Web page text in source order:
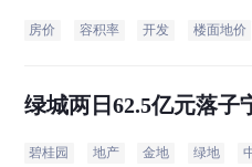
房价 容积率 开发 楼面地价
绿城两日62.5亿元落子
碧桂园 地产 金地 绿地